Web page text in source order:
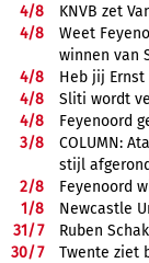
4/8
KNVB zet
4/8
Weet
winnen van
4/8
Heb jij
4/8
Sliti wordt
4/8
Feyenoord
3/8
COLUMN:
stijl afgerond
2/8
Feyenoord
1/8
Newcastle
31/7
Ruben
30/7
Twente ziet